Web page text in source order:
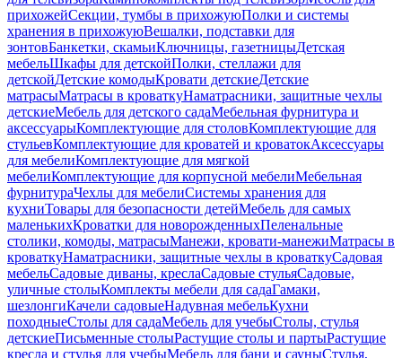
прихожейСекции, тумбы в прихожуюПолки и системы
хранения в прихожуюВешалки, подставки для
зонтовБанкетки, скамьиКлючницы, газетницыДетская
мебельШкафы для детскойПолки, стеллажи для
детскойДетские комодыКровати детскиеДетские
матрасыМатрасы в кроваткуНаматрасники, защитные чехлы
детскиеМебель для детского садаМебельная фурнитура и
аксессуарыКомплектующие для столовКомплектующие для
стульевКомплектующие для кроватей и кроватокАксессуары
для мебелиКомплектующие для мягкой
мебелиКомплектующие для корпусной мебелиМебельная
фурнитураЧехлы для мебелиСистемы хранения для
кухниТовары для безопасности детейМебель для самых
маленькихКроватки для новорожденныхПеленальные
столики, комоды, матрасыМанежи, кровати-манежиМатрасы в
кроваткуНаматрасники, защитные чехлы в кроваткуСадовая
мебельСадовые диваны, креслаСадовые стульяСадовые,
уличные столыКомплекты мебели для садаГамаки,
шезлонгиКачели садовыеНадувная мебельКухни
походныеСтолы для садаМебель для учебыСтолы, стулья
детскиеПисьменные столыРастущие столы и партыРастущие
кресла и стулья для учебыМебель для бани и сауныСтулья,